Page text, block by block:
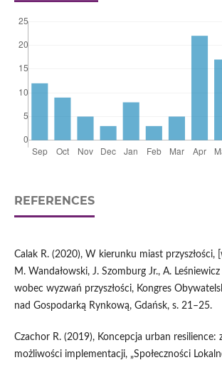
REFERENCES
Calak R. (2020), W kierunku miast przyszłości,
M. Wandałowski, J. Szomburg Jr., A.
wobec wyzwań przyszłości, Kongres
nad Gospodarką Rynkową, Gdańsk, s. 21–25.
Czachor R. (2019), Koncepcja urban resilience:
możliwości implementacji, „Społeczności